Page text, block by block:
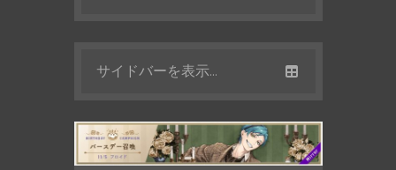
サイドバーを表示...